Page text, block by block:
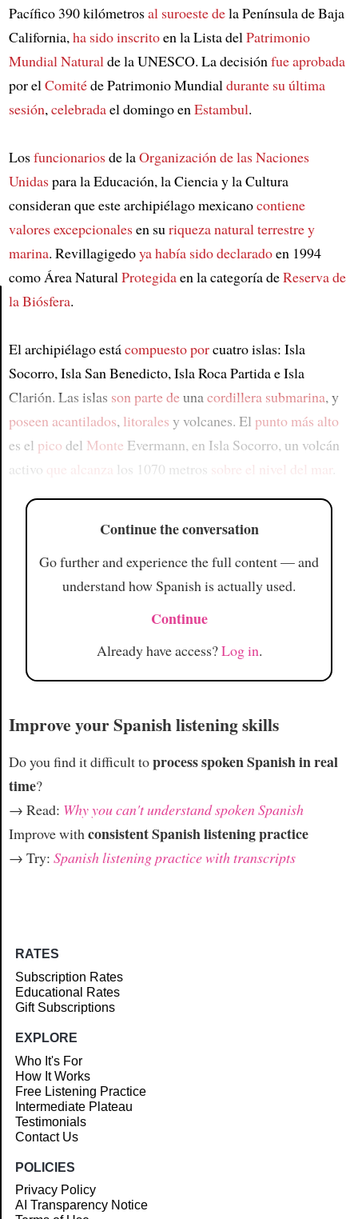
Pacífico 390 kilómetrosal suroeste dela Península de Baja
California,ha sido inscritoen la Lista delPatrimonio
Mundial Naturalde la UNESCO. La decisiónfue aprobada
por elComitéde Patrimonio Mundialdurante su última
sesión,celebradael domingo enEstambul.
Losfuncionariosde laOrganización de las Naciones
Unidaspara la Educación, la Ciencia y la Cultura
consideran que este archipiélago mexicanocontiene
valores excepcionalesen suriqueza naturalterrestre y
marina. Revillagigedoya había sido declaradoen 1994
como Área NaturalProtegidaen la categoría deReserva de
la Biósfera.
El archipiélago estácompuesto porcuatro islas: Isla
Socorro, Isla San Benedicto, Isla Roca Partida e Isla
Clarión. Las islas son parte deunacordillera submarina, y
poseen acantilados, litorales y volcanes. El punto más alto
es el pico del Monte Evermann, en Isla Socorro, un volcán
activo que alcanza los 1070 metros sobre el nivel del mar
Continue the conversation
Go further and experience the full content — and
understand how Spanish is actually used.
Continue
Already have access?Log in.
Improve your Spanish listening skills
Do you find it difficult toprocess spoken Spanish in real
time?
→ Read: Why you can't understand spoken Spanish
Improve with consistent Spanish listening practice
→ Try: Spanish listening practice with transcripts
RATES
Subscription Rates
Educational Rates
Gift Subscriptions
EXPLORE
Who It's For
How It Works
Free Listening Practice
Intermediate Plateau
Testimonials
Contact Us
POLICIES
Privacy Policy
AI Transparency Notice